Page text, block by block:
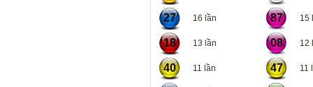
27 16 lần 87 15
18 13 lần 08 12
40 11 lần 47 11